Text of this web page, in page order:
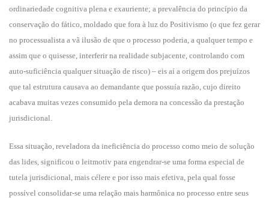
ordinariedade cognitiva plena e exauriente; a prevalência do princípio da
conservação do fático, moldado que fora à luz do Positivismo (o que fez gerar
no processualista a vã ilusão de que o processo poderia, a qualquer tempo e
assim que o quisesse, interferir na realidade subjacente, controlando com
auto-suficiência qualquer situação de risco) – eis aí a origem dos prejuízos
que tal estrutura causava ao demandante que possuía razão, cujo direito
acabava muitas vezes consumido pela demora na concessão da prestação
jurisdicional.
Essa situação, reveladora da ineficiência do processo como meio de solução
das lides, significou o leitmotiv para engendrar-se uma forma especial de
tutela jurisdicional, mais célere e por isso mais efetiva, pela qual fosse
possível consolidar-se uma relação mais harmônica no processo entre seus